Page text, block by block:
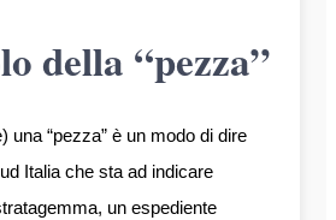
della “pezza”
una “pezza” è un modo di dire
Italia che sta ad indicare
un espediente